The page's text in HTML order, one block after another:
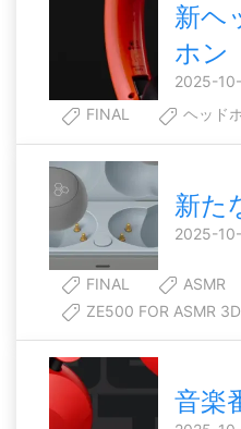
新ヘ
ホン
2025-
FINAL
ヘッド
新た
2025-
FINAL
ASMR
ZE500 FOR ASMR 3D
音楽